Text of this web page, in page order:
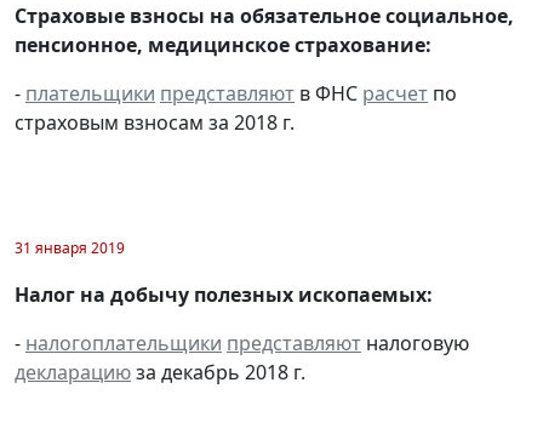
Страховые взносы на обязательное социальное,
пенсионное, медицинское страхование:
- плательщики представляют в ФНС расчет по
страховым взносам за 2018 г.
31 января 2019
Налог на добычу полезных ископаемых:
- налогоплательщики представляют налоговую
декларациюза декабрь 2018 г.